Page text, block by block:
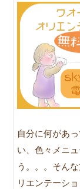
自分に何があ
い、色々メニ
う。。。そん
リエンテーシ